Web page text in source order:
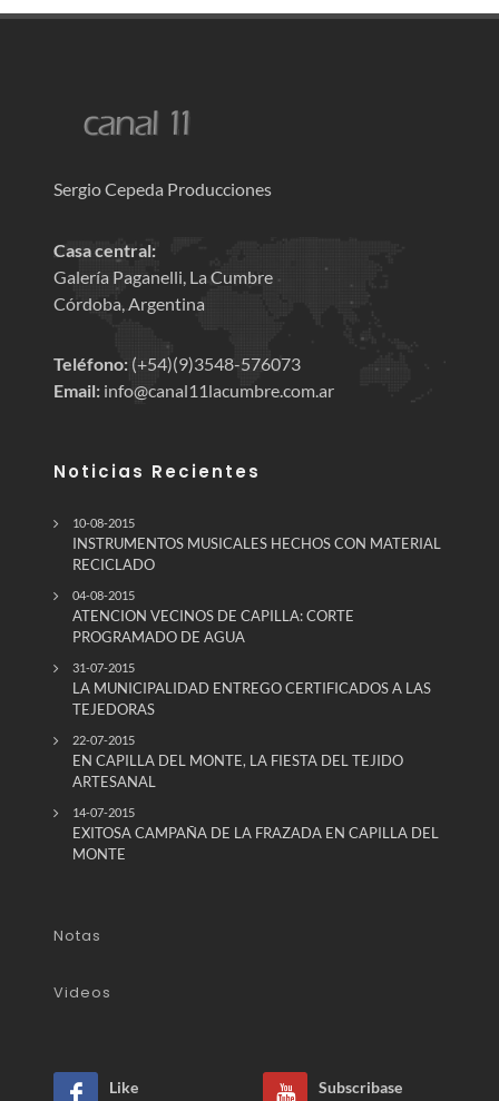
Sergio Cepeda Producciones
Casa central:
Galería Paganelli, La Cumbre
Córdoba, Argentina
Teléfono: (+54)(9)3548-576073
Email: info@canal11lacumbre.com.ar
Noticias Recientes
10-08-2015
INSTRUMENTOS MUSICALES HECHOS CON MATERIAL
RECICLADO
04-08-2015
ATENCION VECINOS DE CAPILLA: CORTE
PROGRAMADO DE AGUA
31-07-2015
LA MUNICIPALIDAD ENTREGO CERTIFICADOS A LAS
TEJEDORAS
22-07-2015
EN CAPILLA DEL MONTE, LA FIESTA DEL TEJIDO
ARTESANAL
14-07-2015
EXITOSA CAMPAÑA DE LA FRAZADA EN CAPILLA DEL
MONTE
Notas
Videos
Like
Subscribase